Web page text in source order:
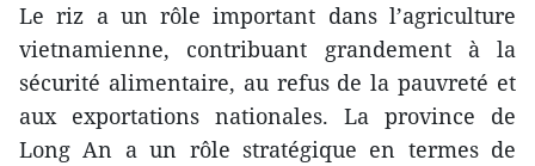
Le riz a un rôle important dans l’agriculture
vietnamienne, contribuant grandement à la
sécurité alimentaire, au refus de la pauvreté et
aux exportations nationales. La province de
Long An a un rôle stratégique en termes de